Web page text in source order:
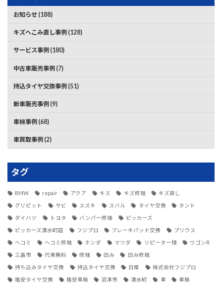
お知らせ (188)
キズへこみ直し事例 (128)
サービス事例 (180)
中古車販売事例 (7)
持込タイヤ交換事例 (51)
新車販売事例 (9)
車検事例 (68)
車買取事例 (2)
タグ
BMW repair アクア キズ キズ修理 キズ直し
グリピット サビ スズキ スバル タイヤ交換 タント
ダイハツ トヨタ バンパー修理 ピッカーズ
ピッカーズ清水町店 フジプロ ブレーキパッド交換 プリウス
ヘコミ ヘコミ修理 ホンダ マツダ リピーター様 ワゴンR
三島市 代車無料 修理 凹み 凹み修理
持ち込みタイヤ交換 持込タイヤ交換 日産 株式会社フジプロ
格安タイヤ交換 格安車検 沼津市 清水町 車 車検